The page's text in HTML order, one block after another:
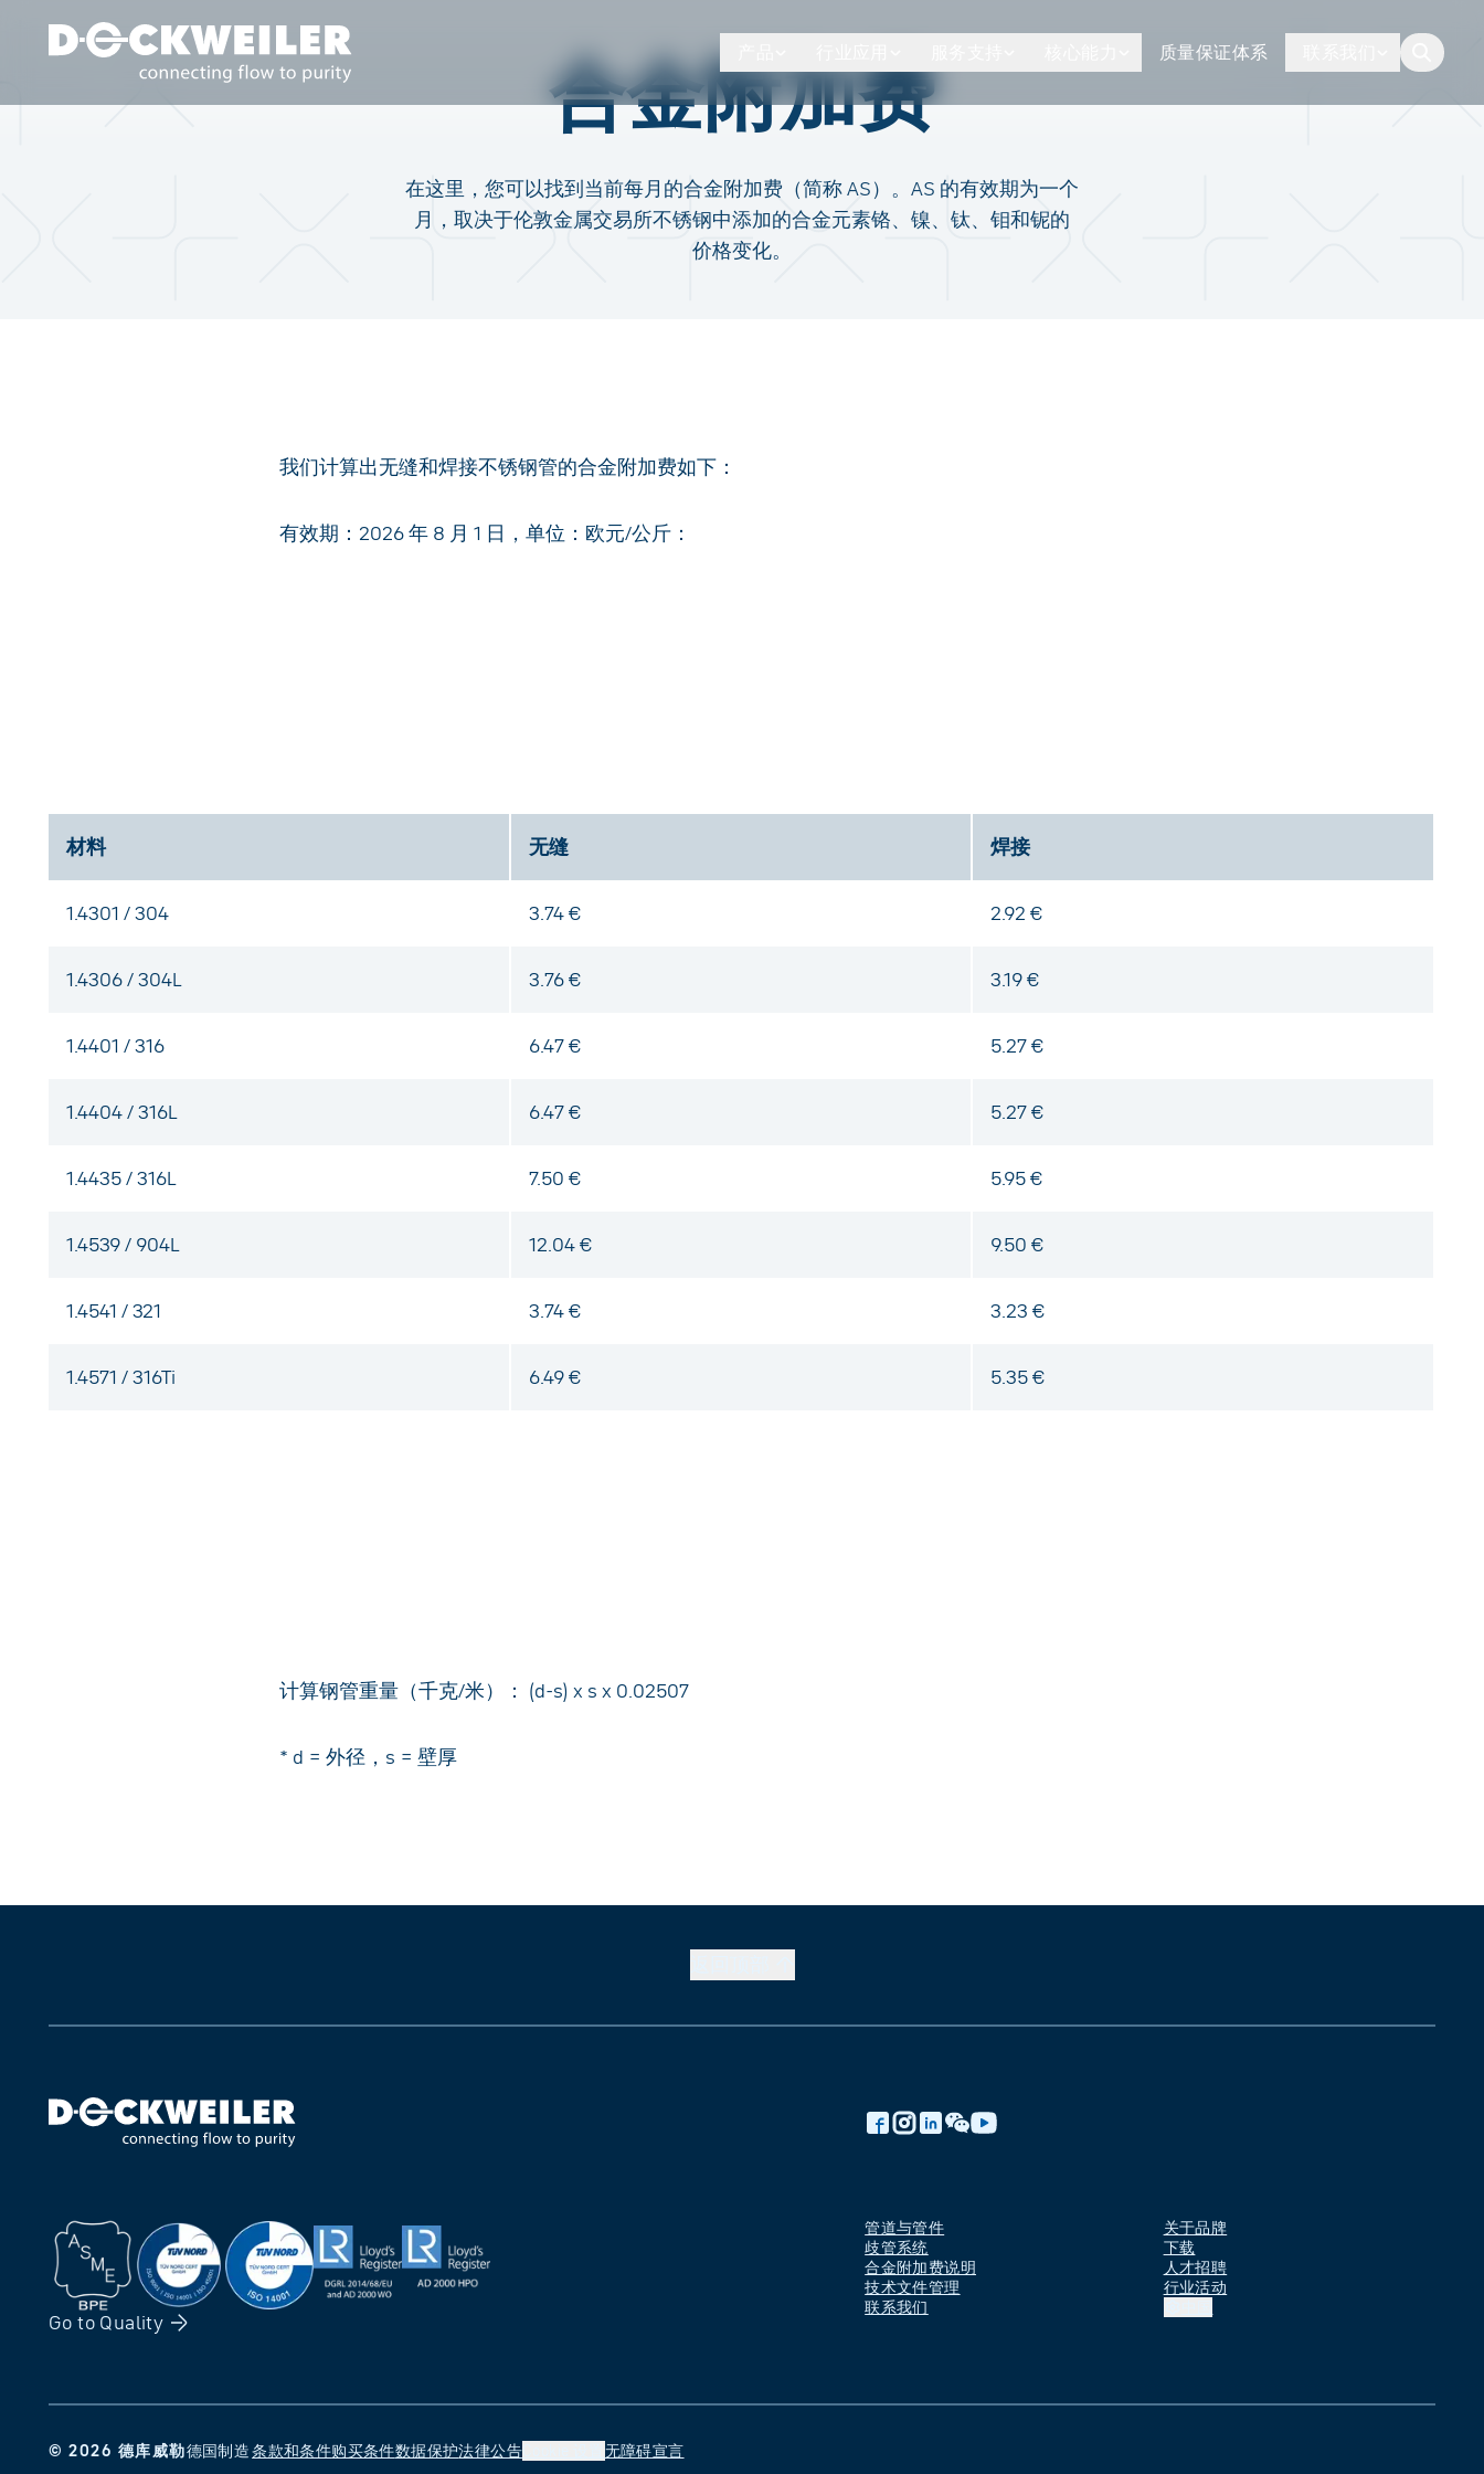
质量保证体系
合金附加费
在这里，您可以找到当前每月的合金附加费（简称 AS）。AS 的有效期为一个
月，取决于伦敦金属交易所不锈钢中添加的合金元素铬、镍、钛、钼和铌的
价格变化。
我们计算出无缝和焊接不锈钢管的合金附加费如下：
有效期：2026 年 8 月 1 日，单位：欧元/公斤：
材料 无缝 焊接
1.4301 / 304 3.74 € 2.92 €
1.4306 / 304L 3.76 € 3.19 €
1.4401 / 316 6.47 € 5.27 €
1.4404 / 316L 6.47 € 5.27 €
1.4435 / 316L 7.50 € 5.95 €
1.4539 / 904L 12.04 € 9.50 €
1.4541 / 321 3.74 € 3.23 €
1.4571 / 316Ti 6.49 € 5.35 €
计算钢管重量（千克/米）： (d-s) x s x 0.02507
* d = 外径，s = 壁厚
Go to Quality
管道与管件
歧管系统
合金附加费说明
技术文件管理
联系我们
关于品牌
下载
人才招聘
行业活动
© 2026 德库威勒德国制造条款和条件购买条件数据保护法律公告Cookie 设置 无障碍宣言